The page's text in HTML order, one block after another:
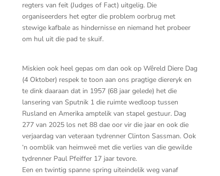
regters van feit (Judges of Fact) uitgelig. Die
organiseerders het egter die problem oorbrug met
stewige kafbale as hindernisse en niemand het probeer
om hul uit die pad te skuif.
Miskien ook heel gepas om dan ook op Wêreld Diere Dag
(4 Oktober) respek te toon aan ons pragtige diereryk en
te dink daaraan dat in 1957 (68 jaar gelede) het die
lansering van Sputnik 1 die ruimte wedloop tussen
Rusland en Amerika amptelik van stapel gestuur. Dag
277 van 2025 los net 88 dae oor vir die jaar en ook die
verjaardag van veteraan tydrenner Clinton Sassman. Ook
‘n oomblik van heimweë met die verlies van die gewilde
tydrenner Paul Pfeiffer 17 jaar tevore.
Een en twintig spanne spring uiteindelik weg vanaf